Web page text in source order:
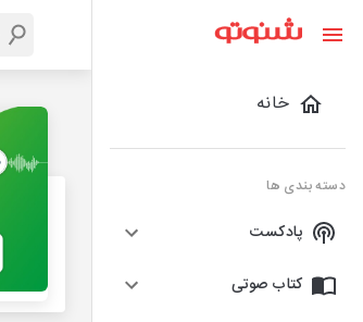
خانه
دسته بندی ها
پادکست
کتاب صوتی